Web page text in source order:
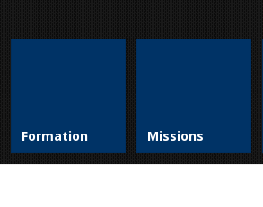
Formation Missions